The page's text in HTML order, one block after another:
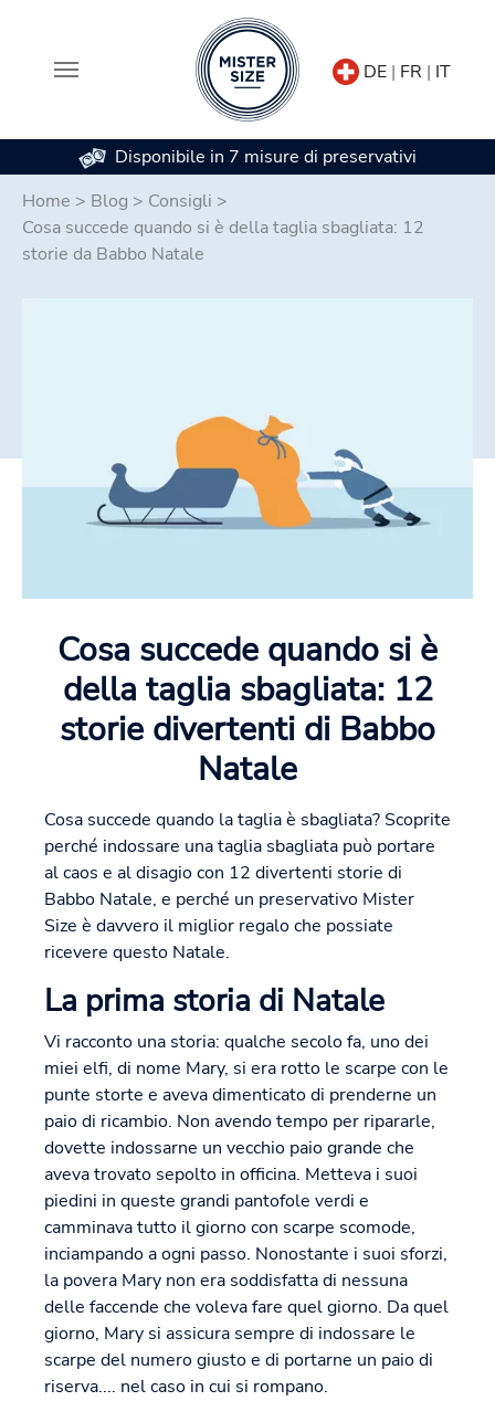
DE | FR | IT
Disponibile in 7 misure di preservativi
Home > Blog > Consigli >
Cosa succede quando si è della taglia sbagliata: 12
storie da Babbo Natale
Cosa succede quando si è
della taglia sbagliata: 12
storie divertenti di Babbo
Natale
Cosa succede quando la taglia è sbagliata? Scoprite
perché indossare una taglia sbagliata può portare
al caos e al disagio con 12 divertenti storie di
Babbo Natale, e perché un preservativo Mister
Size è davvero il miglior regalo che possiate
ricevere questo Natale.
La prima storia di Natale
Vi racconto una storia: qualche secolo fa, uno dei
miei elfi, di nome Mary, si era rotto le scarpe con le
punte storte e aveva dimenticato di prenderne un
paio di ricambio. Non avendo tempo per ripararle,
dovette indossarne un vecchio paio grande che
aveva trovato sepolto in officina. Metteva i suoi
piedini in queste grandi pantofole verdi e
camminava tutto il giorno con scarpe scomode,
inciampando a ogni passo. Nonostante i suoi sforzi,
la povera Mary non era soddisfatta di nessuna
delle faccende che voleva fare quel giorno. Da quel
giorno, Mary si assicura sempre di indossare le
scarpe del numero giusto e di portarne un paio di
riserva.... nel caso in cui si rompano.